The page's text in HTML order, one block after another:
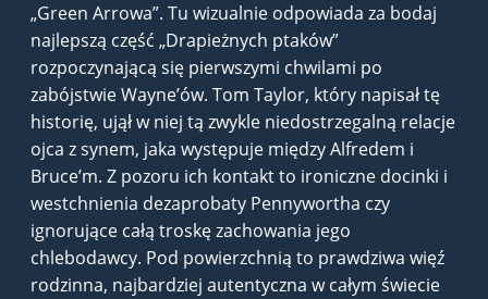
„Green Arrowa”. Tu wizualnie odpowiada za bodaj
najlepszą część „Drapieżnych ptaków”
rozpoczynającą się pierwszymi chwilami po
zabójstwie Wayne’ów. Tom Taylor, który napisał tę
historię, ujął w niej tą zwykle niedostrzegalną relacje
ojca z synem, jaka występuje między Alfredem i
Bruce’m. Z pozoru ich kontakt to ironiczne docinki i
westchnienia dezaprobaty Pennywortha czy
ignorujące całą troskę zachowania jego
chlebodawcy. Pod powierzchnią to prawdziwa więź
rodzinna, najbardziej autentyczna w całym świecie